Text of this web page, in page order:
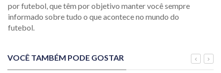
por futebol, que têm por objetivo manter você sempre
informado sobre tudo o que acontece no mundo do
futebol.
VOCÊ TAMBÉM PODE GOSTAR